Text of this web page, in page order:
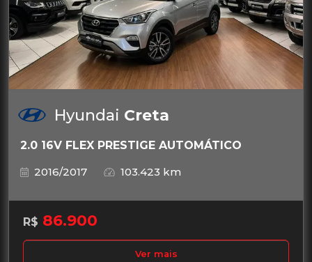
Hyundai Creta
2.0 16V FLEX PRESTIGE AUTOMÁTICO
2016/2017
103.423 km
R$ 86.900
Ver mais